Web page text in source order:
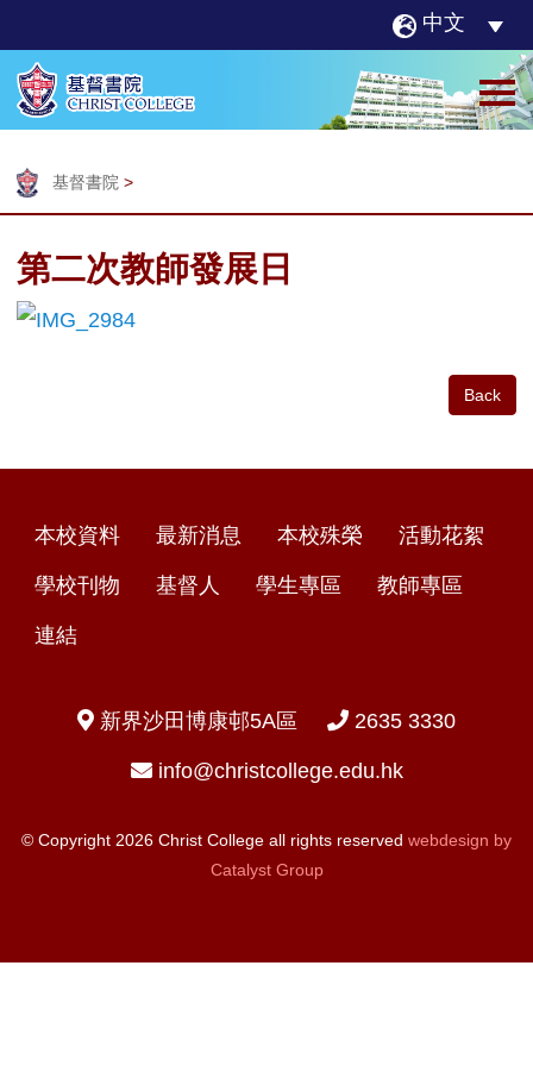
中文
基督書院 >
第二次教師發展日
Back
本校資料 最新消息 本校殊榮 活動花絮
學校刊物 基督人 學生專區 教師專區
連結
新界沙田博康邨5A區 2635 3330
info@christcollege.edu.hk
© Copyright 2026 Christ College all rights reserved webdesign by
Catalyst Group